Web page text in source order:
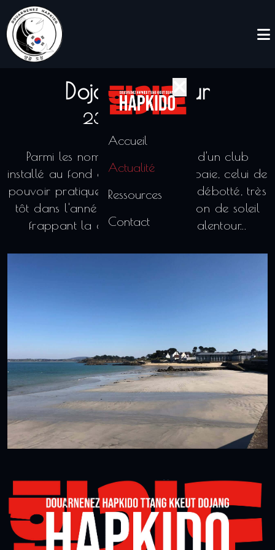
Accueil
Actualité
Ressources
Contact
Dojang du jour
23/03/2022
Parmi les nombreux avantages d'un club
installé au fond d'une magnifique baie, celui de
pouvoir pratiquer en extérieur, au débotté, très
tôt dans l'année, au moindre rayon de soleil
frappant la dizaine de plages alentour...